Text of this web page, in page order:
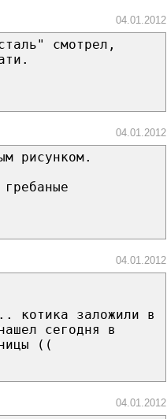
04.01.2012
смотрел,
04.01.2012
рисунком.
04.01.2012
котика заложили в
сегодня в
((
04.01.2012